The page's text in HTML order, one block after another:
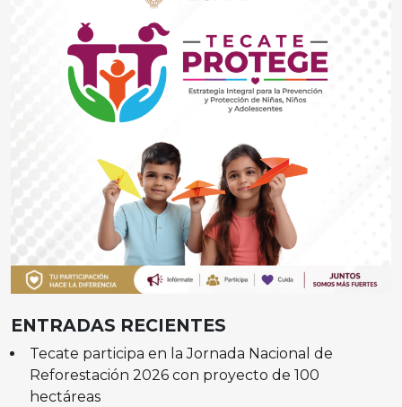
ENTRADAS RECIENTES
Tecate participa en la Jornada Nacional de
Reforestación 2026 con proyecto de 100
hectáreas